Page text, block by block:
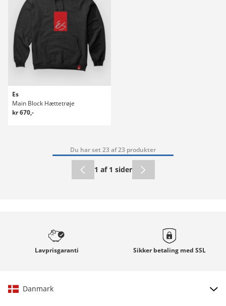
Es
Main Block Hættetrøje
kr 670,-
Du har set 23 af 23 produkter
1 af 1 sider
Lavprisgaranti Sikker betaling med SSL
Danmark